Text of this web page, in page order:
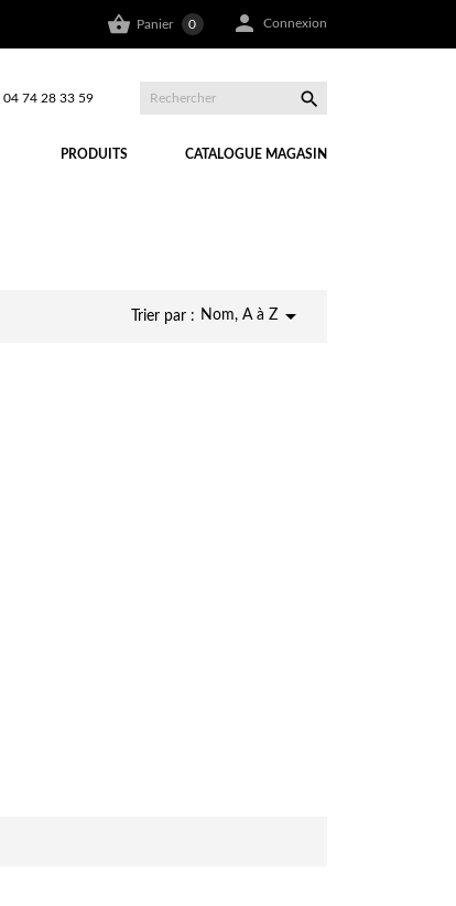
 Panier 0  Connexion
04 74 28 33 59 
PRODUITS CATALOGUE MAGASIN
Trier par : Nom, A à Z 